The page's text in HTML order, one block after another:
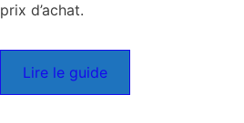
prix d’achat.
Lire le guide